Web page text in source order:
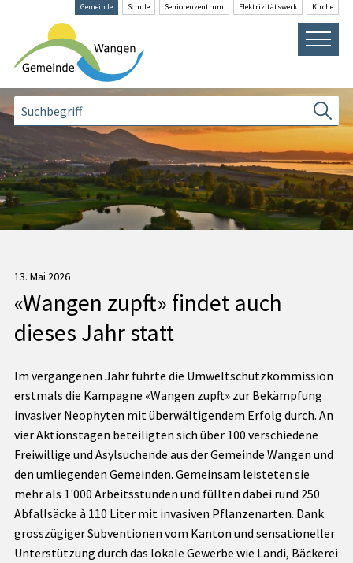
Navigieren in Wangen SZ
Schnellnavigation
Gemeinde Schule Senioren­zentrum Elektrizitäts­werk Kirche
Suche
Suchbegriff
«Wangen zupft» findet auch
dieses Jahr statt
13. Mai 2026
Im vergangenen Jahr führte die Umweltschutzkommission
erstmals die Kampagne «Wangen zupft» zur Bekämpfung
invasiver Neophyten mit überwältigendem Erfolg durch. An
vier Aktionstagen beteiligten sich über 100 verschiedene
Freiwillige und Asylsuchende aus der Gemeinde Wangen und
den umliegenden Gemeinden. Gemeinsam leisteten sie
mehr als 1'000 Arbeitsstunden und füllten dabei rund 250
Abfallsäcke à 110 Liter mit invasiven Pflanzenarten. Dank
grosszügiger Subventionen vom Kanton und sensationeller
Unterstützung durch das lokale Gewerbe wie Landi, Bäckerei